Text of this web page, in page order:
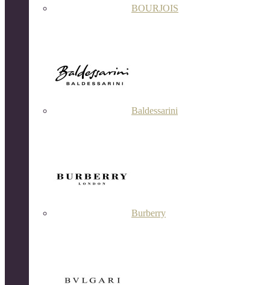
BOURJOIS
Baldessarini
Burberry